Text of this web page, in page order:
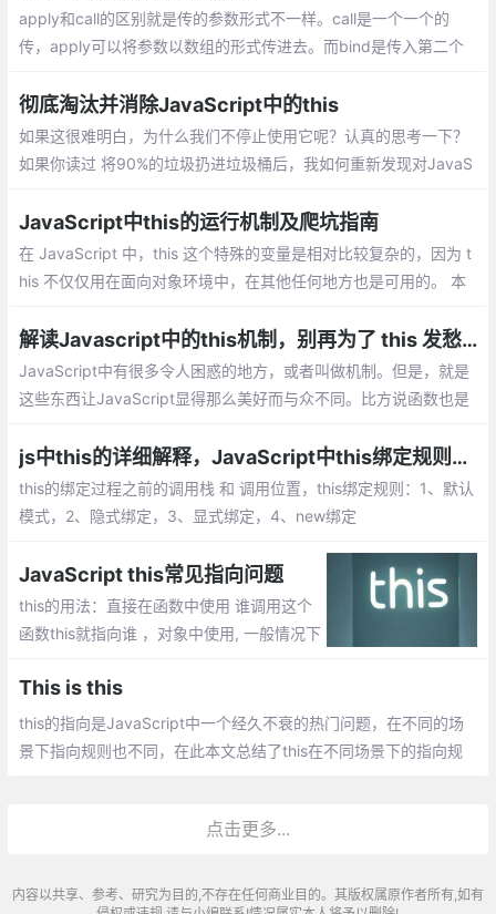
apply和call的区别就是传的参数形式不一样。call是一个一个的
传，apply可以将参数以数组的形式传进去。而bind是传入第二个
彻底淘汰并消除JavaScript中的this
如果这很难明白，为什么我们不停止使用它呢？认真的思考一下？
如果你读过 将90%的垃圾扔进垃圾桶后，我如何重新发现对JavaS
JavaScript中this的运行机制及爬坑指南
在 JavaScript 中，this 这个特殊的变量是相对比较复杂的，因为 t
his 不仅仅用在面向对象环境中，在其他任何地方也是可用的。 本
方，最后奉上最佳实践。
解读Javascript中的this机制，别再为了 this 发愁了
JavaScript中有很多令人困惑的地方，或者叫做机制。但是，就是
这些东西让JavaScript显得那么美好而与众不同。比方说函数也是
机制。
js中this的详细解释，JavaScript中this绑定规则【你不知道的JavaScript】
this的绑定过程之前的调用栈 和 调用位置，this绑定规则：1、默认
模式，2、隐式绑定，3、显式绑定，4、new绑定
JavaScript this常见指向问题
this的用法：直接在函数中使用 谁调用这个
函数this就指向谁 ，对象中使用, 一般情况下
This is this
this的指向是JavaScript中一个经久不衰的热门问题，在不同的场
景下指向规则也不同，在此本文总结了this在不同场景下的指向规
点击更多...
内容以共享、参考、研究为目的,不存在任何商业目的。其版权属原作者所有,如有